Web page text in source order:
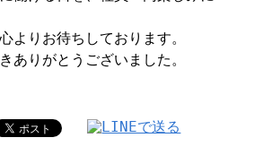
心よりお待ちしております。
ありがとうございました。